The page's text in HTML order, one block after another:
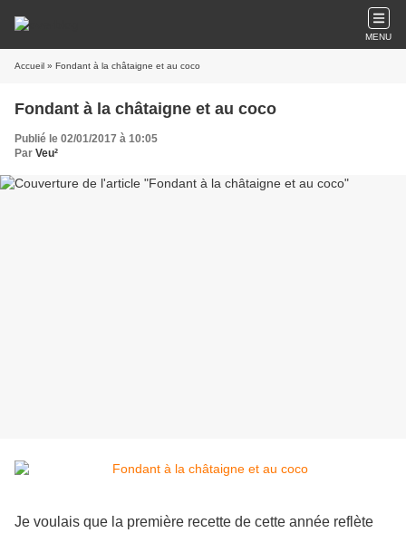
MENU
Accueil » Fondant à la châtaigne et au coco
Fondant à la châtaigne et au coco
Publié le 02/01/2017 à 10:05
Par Veu²
Je voulais que la première recette de cette année reflète